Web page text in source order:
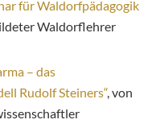
für Waldorfpädagogik
Waldorflehrer
– das
Rudolf Steiners“, von